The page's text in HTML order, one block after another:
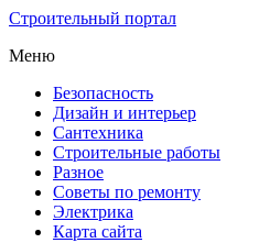
Строительный портал
Меню
Безопасность
Дизайн и интерьер
Сантехника
Строительные работы
Разное
Советы по ремонту
Электрика
Карта сайта